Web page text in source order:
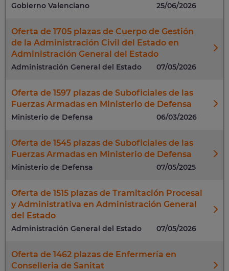
Gobierno Valenciano 25/06/2026
Oferta de 1705 plazas de Cuerpo de Gestión
de la Administración Civil del Estado en
Administración General del Estado
Administración General del Estado 07/05/2026
Oferta de 1597 plazas de Suboficiales de las
Fuerzas Armadas en Ministerio de Defensa
Ministerio de Defensa 06/03/2026
Oferta de 1545 plazas de Suboficiales de las
Fuerzas Armadas en Ministerio de Defensa
Ministerio de Defensa 07/05/2025
Oferta de 1515 plazas de Tramitación Procesal
y Administrativa en Administración General
del Estado
Administración General del Estado 07/05/2026
Oferta de 1462 plazas de Enfermería en
Conselleria de Sanitat